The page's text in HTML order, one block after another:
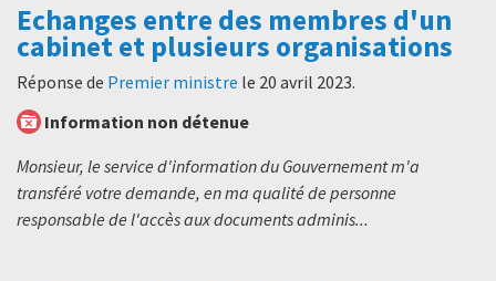
Echanges entre des membres d'un
cabinet et plusieurs organisations
Réponse de Premier ministre le 20 avril 2023.
Information non détenue
Monsieur, le service d'information du Gouvernement m'a
transféré votre demande, en ma qualité de personne
responsable de l'accès aux documents adminis...